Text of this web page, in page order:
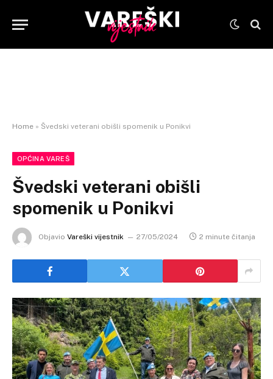
Home » Švedski veterani obišli spomenik u Ponikvi
OPĆINA VAREŠ
Švedski veterani obišli
spomenik u Ponikvi
Objavio Vareški vijestnik 27/05/2024 2 minute čitanja